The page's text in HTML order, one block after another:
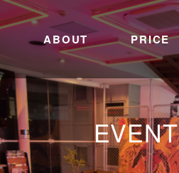
ABOUT PRICE
EVENT